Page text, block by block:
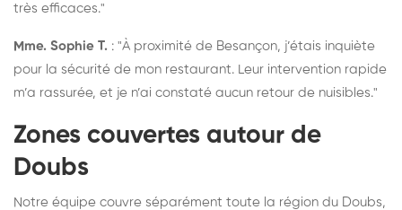
très efficaces."
Mme. Sophie T. : "À proximité de Besançon, j’étais inquiète
pour la sécurité de mon restaurant. Leur intervention rapide
m’a rassurée, et je n’ai constaté aucun retour de nuisibles."
Zones couvertes autour de
Doubs
Notre équipe couvre séparément toute la région du Doubs,